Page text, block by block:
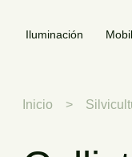
Iluminación
Inicio >